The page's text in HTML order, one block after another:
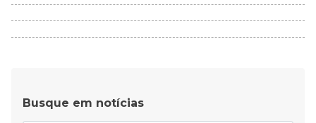
Busque em notícias